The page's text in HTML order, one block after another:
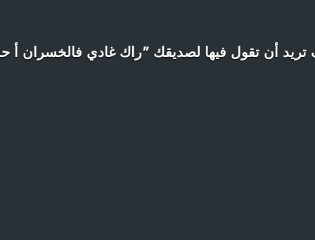
أن تقول فيها لصديقك ”راك غادي فالخسران أ